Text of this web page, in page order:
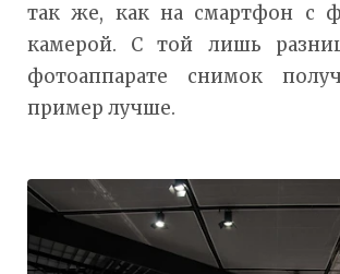
так же, как на смартфон с
камерой. С той лишь
фотоаппарате снимок
пример лучше.